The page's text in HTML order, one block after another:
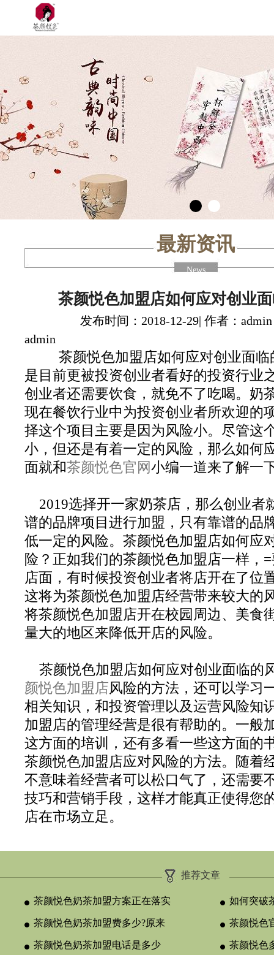
最新资讯
News
茶颜悦色加盟店如何应对创业
发布时间：2018-12-29| 作者：
admin
茶颜悦色加盟店如何应对创业面临
是目前更被投资创业者看好的投资行业
创业者还需要饮食，就免不了吃喝。奶
现在餐饮行业中为投资创业者所欢迎的
择这个项目主要是因为风险小。尽管这
小，但还是有着一定的风险，那么如何
面就和茶颜悦色官网小编一道来了解一
2019选择开一家奶茶店，那么创业者
谱的品牌项目进行加盟，只有靠谱的品
低一定的风险。茶颜悦色加盟店如何应
险？正如我们的茶颜悦色加盟店一样，
店面，有时候投资创业者将店开在了位
这将为茶颜悦色加盟店经营带来较大的
将茶颜悦色加盟店开在校园周边、美食
量大的地区来降低开店的风险。
茶颜悦色加盟店如何应对创业面临的
颜悦色加盟店风险的方法，还可以学习
相关知识，和投资管理以及运营风险知
加盟店的管理经营是很有帮助的。一般
这方面的培训，还有多看一些这方面的
茶颜悦色加盟店应对风险的方法。随着
不意味着经营者可以松口气了，还需要
技巧和营销手段，这样才能真正使得您
店在市场立足。
推荐文章
茶颜悦色奶茶加盟方案正在落实 如何突破
颈？
茶颜悦色奶茶加盟费多少?原来
与合作类型
茶颜悦色
晚吗？
茶颜悦色奶茶加盟电话是多少 茶颜悦色